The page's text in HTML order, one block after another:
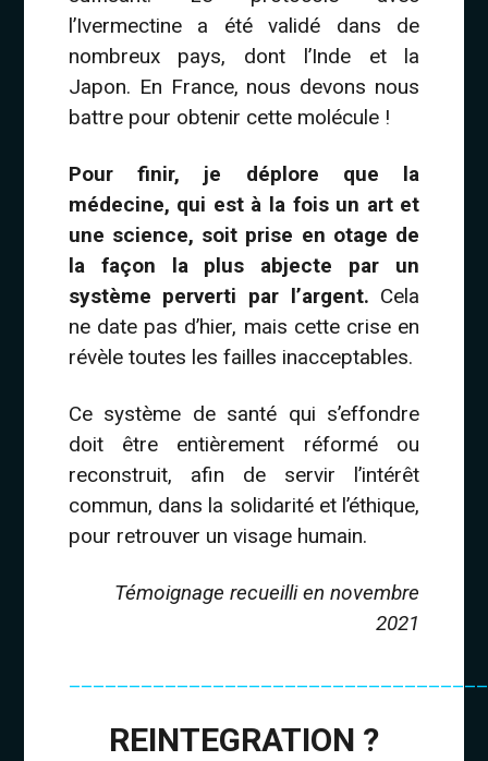
l’Ivermectine a été validé dans de
nombreux pays, dont l’Inde et la
Japon. En France, nous devons nous
battre pour obtenir cette molécule !
Pour finir, je déplore que la
médecine, qui est à la fois un art et
une science, soit prise en otage de
la façon la plus abjecte par un
système perverti par l’argent. Cela
ne date pas d’hier, mais cette crise en
révèle toutes les failles inacceptables.
Ce système de santé qui s’effondre
doit être entièrement réformé ou
reconstruit, afin de servir l’intérêt
commun, dans la solidarité et l’éthique,
pour retrouver un visage humain.
Témoignage recueilli en novembre
2021
REINTEGRATION ?